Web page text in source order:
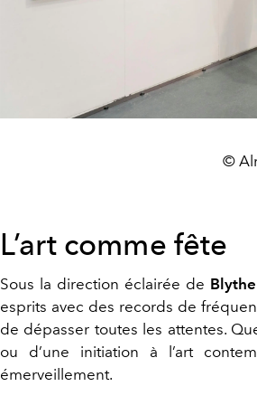
©
L’art comme fête
Sous la direction éclairée de
esprits avec des records de
de dépasser toutes les attentes.
ou d’une initiation à l’art
émerveillement.